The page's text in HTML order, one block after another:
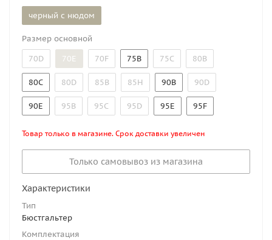
черный с нюдом
Размер основной
70D
70E 70F 75B 75C 80B
80C 80D 85B 85H 90B 90D
90E 95B 95C 95D 95E 95F
Товар только в магазине. Срок доставки увеличен
Только самовывоз из магазина
Характеристики
Тип
Бюстгальтер
Комплектация